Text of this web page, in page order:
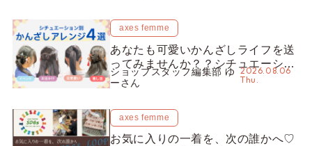
axes femme
あなたも可愛いかんざしライフを送
ってみませんか？？シチュエーショ
ン別“かんざし”のオススメ【ショッ
プスタッフ編集部】
ショップスタッフ編集部 ゆ
ーさん
2026.08.06
Thu.
axes femme
お気に入りの一着を、次の誰かへ♡